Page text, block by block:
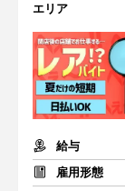
エリア
給与
雇用形態